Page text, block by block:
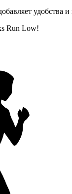
удобства и
Run Low!